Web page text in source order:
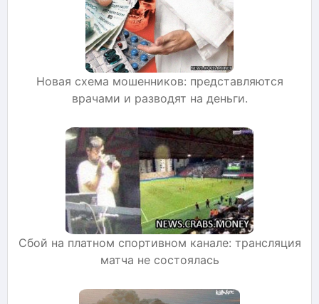
Новая схема мошенников: представляются
врачами и разводят на деньги.
Сбой на платном спортивном канале: трансляция
матча не состоялась